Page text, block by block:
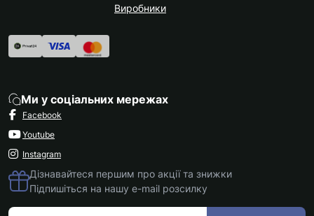
Виробники
Ми у соціальних мережах
Facebook
Youtube
Instagram
Дізнавайтеся першим про акції та знижки
Підпишіться на нашу e-mail розсилку